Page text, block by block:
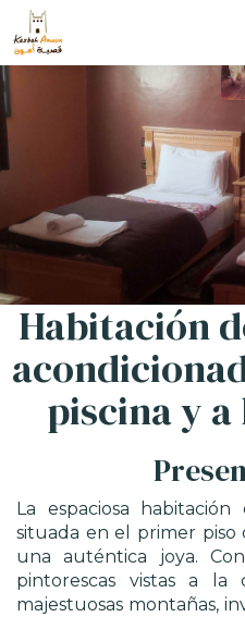
Habitación
piscina y
La espaciosa
situada en el primer piso
una auténtica joya.
pintorescas vistas a la
majestuosas montañas,